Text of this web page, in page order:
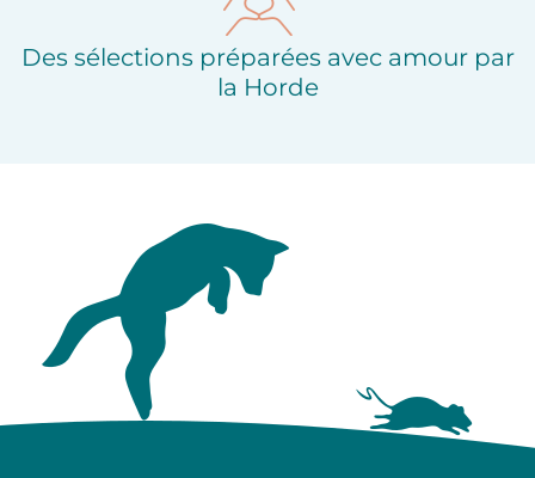
Des sélections préparées avec amour par
la Horde